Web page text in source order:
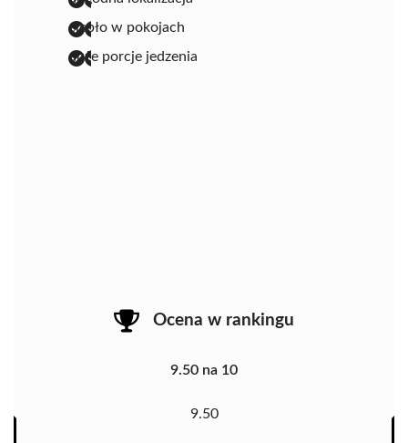
ciepło w pokojach
duże porcje jedzenia
Ocena w rankingu
9.50 na 10
9.50